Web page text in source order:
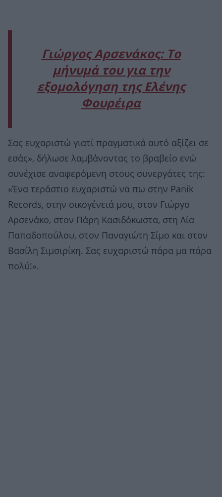
Γιώργος Αρσενάκος: Το
μήνυμά του για την
εξομολόγηση της Ελένης
Φουρέιρα
Σας ευχαριστώ γιατί πραγματικά αυτό αξίζει σε
εσάς», δήλωσε λαμβάνοντας το βραβείο ενώ
συνέχισε αναφερόμενη στους συνεργάτες της:
«Ένα τεράστιο ευχαριστώ να πω στην Panik
Records, στην οικογένειά μου, στον Γιώργο
Αρσενάκο, στον Πάρη Κασιδόκωστα, στη Λία
Παπαδοπούλου, στον Παναγιώτη Σίμο και στον
Βασίλη Σιμσιρίκη. Σας ευχαριστώ πάρα μα πάρα
πολύ!».